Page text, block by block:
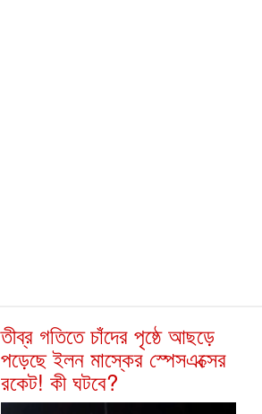
তীব্র গতিতে চাঁদের পৃষ্ঠে আছড়ে
পড়েছে ইলন মাস্কের স্পেসএক্সের
রকেট! কী ঘটবে?